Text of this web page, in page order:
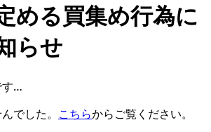
める買集め行為に
らせ
す…
でした。 こちらからご覧ください。